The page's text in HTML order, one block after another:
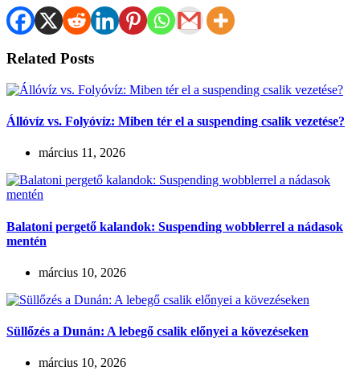
Related Posts
Állóvíz vs. Folyóvíz: Miben tér el a suspending csalik vezetése?
március 11, 2026
Balatoni pergető kalandok: Suspending wobblerrel a nádasok
mentén
március 10, 2026
Süllőzés a Dunán: A lebegő csalik előnyei a kövezéseken
március 10, 2026